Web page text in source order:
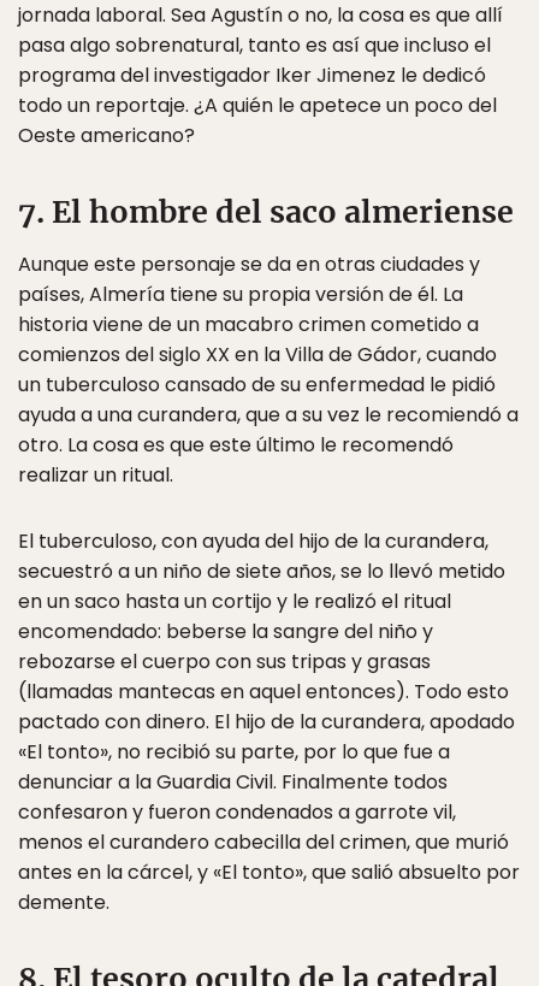
jornada laboral. Sea Agustín o no, la cosa es que allí
pasa algo sobrenatural, tanto es así que incluso el
programa del investigador Iker Jimenez le dedicó
todo un reportaje. ¿A quién le apetece un poco del
Oeste americano?
7. El hombre del saco almeriense
Aunque este personaje se da en otras ciudades y
países, Almería tiene su propia versión de él. La
historia viene de un macabro crimen cometido a
comienzos del siglo XX en la Villa de Gádor, cuando
un tuberculoso cansado de su enfermedad le pidió
ayuda a una curandera, que a su vez le recomiendó a
otro. La cosa es que este último le recomendó
realizar un ritual.
El tuberculoso, con ayuda del hijo de la curandera,
secuestró a un niño de siete años, se lo llevó metido
en un saco hasta un cortijo y le realizó el ritual
encomendado: beberse la sangre del niño y
rebozarse el cuerpo con sus tripas y grasas
(llamadas mantecas en aquel entonces). Todo esto
pactado con dinero. El hijo de la curandera, apodado
«El tonto», no recibió su parte, por lo que fue a
denunciar a la Guardia Civil. Finalmente todos
confesaron y fueron condenados a garrote vil,
menos el curandero cabecilla del crimen, que murió
antes en la cárcel, y «El tonto», que salió absuelto por
demente.